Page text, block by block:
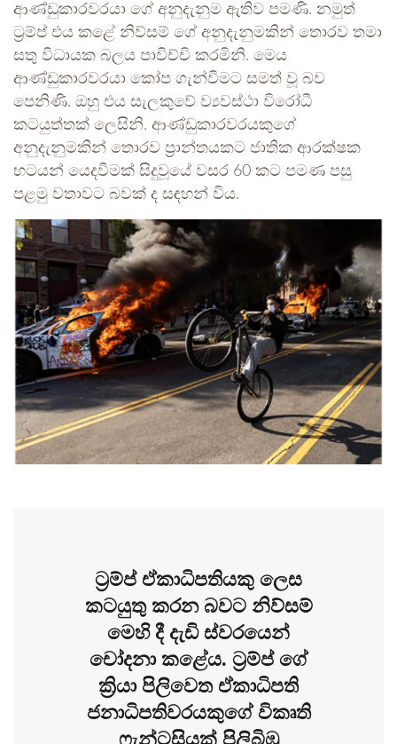
ආණ්ඩුකාරවරයා ගේ අනුදැනුම ඇතිව පමණි. නමුත්
ට්‍රම්ප් එය කළේ නිව්සම් ගේ අනුදැනුමකින් තොරව තමා
සතු විධායක බලය පාවිච්චි කරමිනි. මෙය
ආණ්ඩුකාරවරයා කෝප ගැන්වීමට සමත් වූ බව
පෙනිණි. ඔහු එය සැලකුවේ ව්‍යවස්ථා විරෝධී
කටයුත්තක් ලෙසිනි. ආණ්ඩුකාරවරයකුගේ
අනුදැනුමකින් තොරව ප්‍රාන්තයකට ජාතික ආරක්ෂක
භටයන් යෙදවීමක් සිදුවූයේ වසර 60 කට පමණ පසු
පළමු වතාවට බවක් ද සඳහන් විය.
ට්‍රම්ප් ඒකාධිපතියකු ලෙස
කටයුතු කරන බවට නිව්සම්
මෙහි දී දැඩි ස්වරයෙන්
චෝදනා කළේය. ට්‍රම්ප් ගේ
ක්‍රියා පිලිවෙත ඒකාධිපති
ජනාධිපතිවරයකුගේ විකෘති
ෆැන්ටසියක් පිලිබිඹු